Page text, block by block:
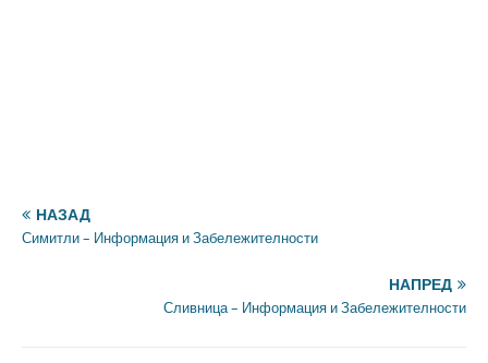
НАЗАД
Симитли – Информация и Забележителности
НАПРЕД
Сливница – Информация и Забележителности